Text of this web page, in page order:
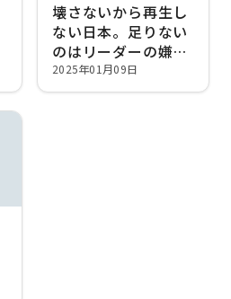
壊さないから再生し
ない日本。足りない
のはリーダーの嫌わ
れる勇気
2025年01月09日